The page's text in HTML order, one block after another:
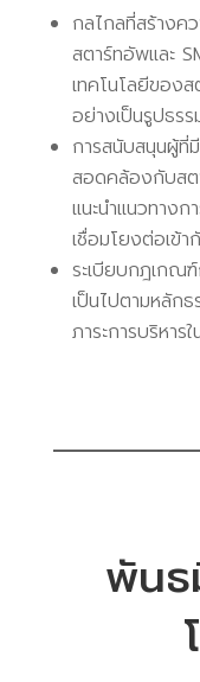
กลไกลที่สร้างคว
สตาร์ทอัพและ
เทคโนโลยีของ
อย่างเป็นรูปธรร
การสนับสนุนผู้ที่
สอดคล้องกับสต
แนะนำแนวทางก
เชื่อมโยงต่อเข้
ระเบียบกฎเกณ
เป็นไปตามหลัก
ภาระการบริหาร
พันธ